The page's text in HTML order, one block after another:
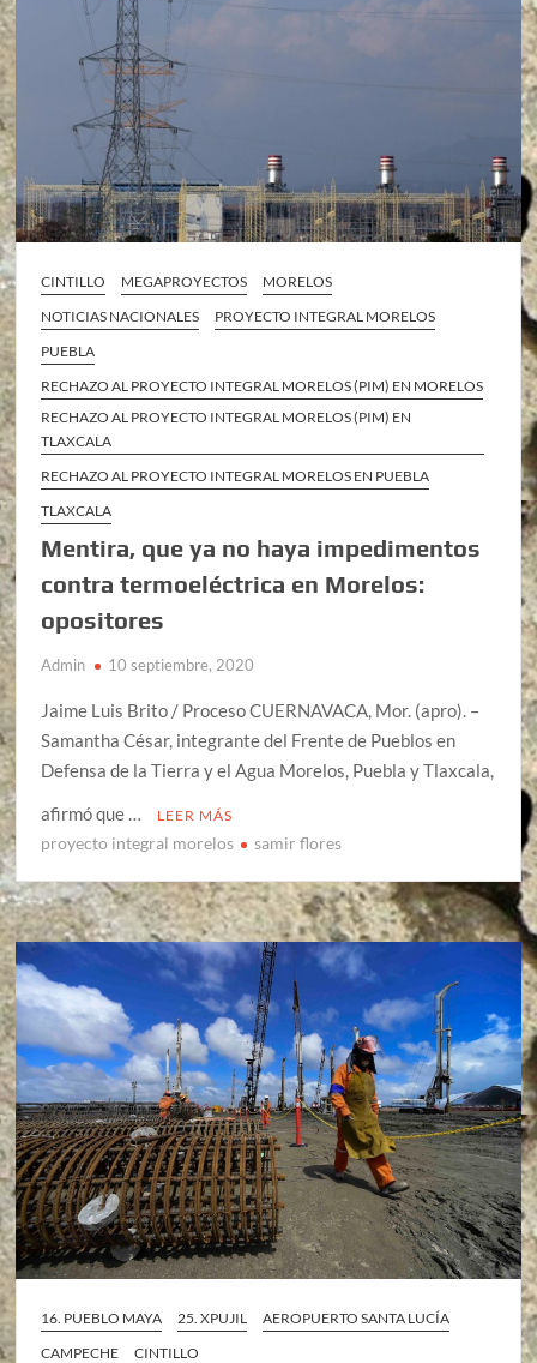
CINTILLO MEGAPROYECTOS
MORELOS
NOTICIAS NACIONALES
PROYECTO INTEGRAL MORELOS
PUEBLA
RECHAZO AL PROYECTO INTEGRAL MORELOS (PIM) EN MORELOS
RECHAZO AL PROYECTO INTEGRAL MORELOS (PIM) EN
TLAXCALA
RECHAZO AL PROYECTO INTEGRAL MORELOS EN PUEBLA
TLAXCALA
Mentira, que ya no haya impedimentos
contra termoeléctrica en Morelos:
opositores
Admin 10 septiembre, 2020
Jaime Luis Brito / Proceso CUERNAVACA, Mor. (apro). –
Samantha César, integrante del Frente de Pueblos en
Defensa de la Tierra y el Agua Morelos, Puebla y Tlaxcala,
afirmó que …
LEER MÁS
proyecto integral morelos samir flores
16. PUEBLO MAYA 25. XPUJIL
AEROPUERTO SANTA LUCÍA
CAMPECHE
CINTILLO